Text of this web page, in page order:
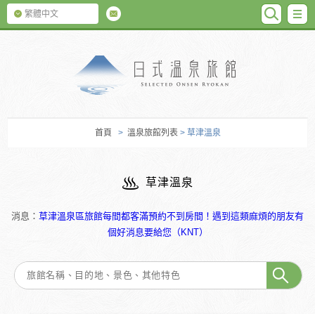
繁體中文
首頁 > 溫泉旅館列表 > 草津溫泉
草津溫泉
消息： 草津溫泉區旅館每間都客滿預約不到房間！遇到這類麻煩的朋友有
個好消息要給您（KNT）